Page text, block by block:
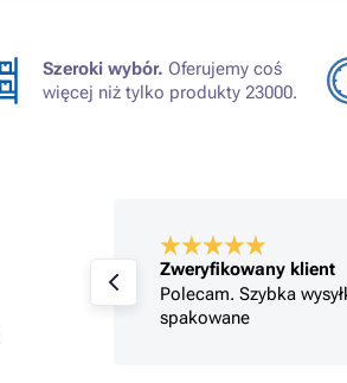
Szeroki wybór. Oferujemy coś
więcej niż tylko produkty 23000.
Zweryfikowany klient
Polecam. Szybka
spakowane